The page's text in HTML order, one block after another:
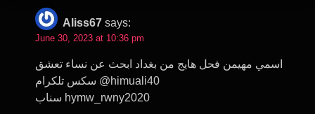
Aliss67 says:
June 30, 2023 at 10:36 pm
اسمي مهيمن فحل هايج من بغداد ابحث عن نساء تعشق
سكس تلكرام @himuali40
سناب hymw_rwny2020